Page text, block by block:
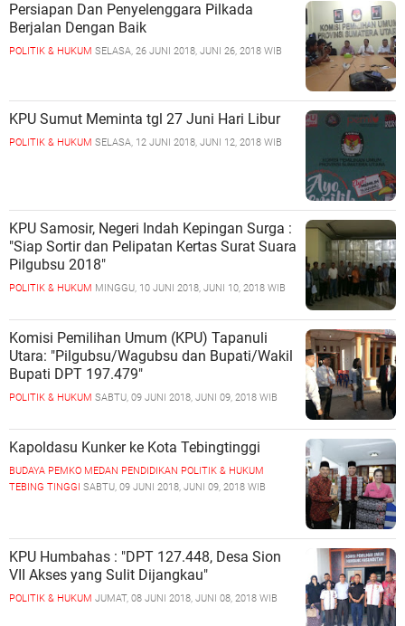
Persiapan Dan Penyelenggara Pilkada
Berjalan Dengan Baik
POLITIK & HUKUM SELASA, 26 JUNI 2018, JUNI 26, 2018 WIB
KPU Sumut Meminta tgl 27 Juni Hari Libur
POLITIK & HUKUM SELASA, 12 JUNI 2018, JUNI 12, 2018 WIB
KPU Samosir, Negeri Indah Kepingan Surga :
"Siap Sortir dan Pelipatan Kertas Surat Suara
Pilgubsu 2018"
POLITIK & HUKUM MINGGU, 10 JUNI 2018, JUNI 10, 2018 WIB
Komisi Pemilihan Umum (KPU) Tapanuli
Utara: "Pilgubsu/Wagubsu dan Bupati/Wakil
Bupati DPT 197.479"
POLITIK & HUKUM SABTU, 09 JUNI 2018, JUNI 09, 2018 WIB
Kapoldasu Kunker ke Kota Tebingtinggi
BUDAYA PEMKO MEDAN PENDIDIKAN POLITIK & HUKUM
TEBING TINGGI SABTU, 09 JUNI 2018, JUNI 09, 2018 WIB
KPU Humbahas : "DPT 127.448, Desa Sion
VII Akses yang Sulit Dijangkau"
POLITIK & HUKUM JUMAT, 08 JUNI 2018, JUNI 08, 2018 WIB